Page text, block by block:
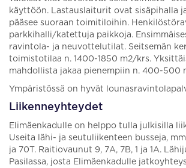
käyttöön. Lastauslaiturit ovat sisäpihalla
pääsee suoraan toimitiloihin.
parkkihalli/katettuja paikkoja.
ravintola- ja neuvottelutilat. Seitsemän
toimistotilaa n. 1400-1850 m2/krs.
mahdollista jakaa pienempiin n. 400-500
Ympäristössä on hyvät
Liikenneyhteydet
Elimäenkadulle on helppo tulla julkisilla
Useita lähi- ja seutuliikenteen busseja,
ja 70T. Raitiovaunut 9, 7A, 7B, 1 ja 1A.
Pasilassa, josta Elimäenkadulle